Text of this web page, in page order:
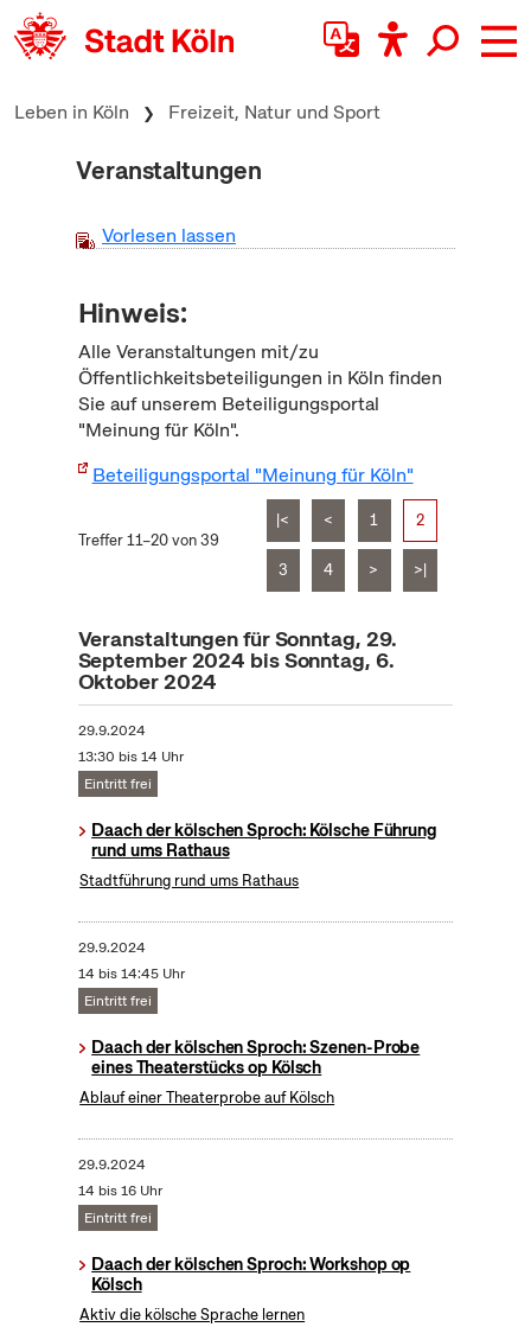
zum Inhalt springen
Leben in Köln Freizeit, Natur und Sport
Veranstaltungen
Vorlesen lassen
Hinweis:
Alle Veranstaltungen mit/zu
Öffentlichkeitsbeteiligungen in Köln finden
Sie auf unserem Beteiligungsportal
"Meinung für Köln".
Beteiligungsportal "Meinung für Köln"
Treffer 11–20 von 39
|< < 1 2
3 4 > >|
Veranstaltungen für Sonntag, 29.
September 2024 bis Sonntag, 6.
Oktober 2024
29.9.2024
13:30 bis 14 Uhr
Eintritt frei
Daach der kölschen Sproch: Kölsche Führung
rund ums Rathaus
Stadtführung rund ums Rathaus
29.9.2024
14 bis 14:45 Uhr
Eintritt frei
Daach der kölschen Sproch: Szenen-Probe
eines Theaterstücks op Kölsch
Ablauf einer Theaterprobe auf Kölsch
29.9.2024
14 bis 16 Uhr
Eintritt frei
Daach der kölschen Sproch: Workshop op
Kölsch
Aktiv die kölsche Sprache lernen